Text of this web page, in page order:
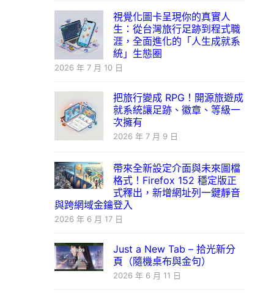
視覺化圖卡呈現你的真實人
生：從台灣旅行足跡到程式職
涯，全面進化的「人生成就系
統」生態圈
2026 年 7 月 10 日
把旅行變成 RPG！開源旅遊成
就系統讓足跡、徽章、等級一
次擁有
2026 年 7 月 9 日
帶來全新設定介面與未來圖檔
格式！Firefox 152 穩定版正
式釋出，新增網址列一鍵靜音
與跨網域金鑰登入
2026 年 6 月 17 日
Just a New Tab – 拾光新分
頁（隨機桌布與金句）
2026 年 6 月 11 日